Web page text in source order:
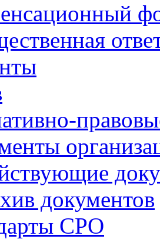
документов
СРО